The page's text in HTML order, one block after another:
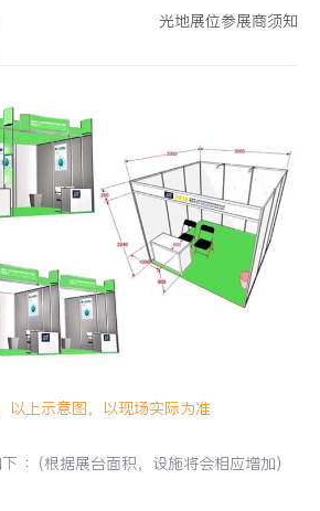
光地展位参展商须知
以上示意图，以现场实际为准
：(根据展台面积，设施将会相应增加)